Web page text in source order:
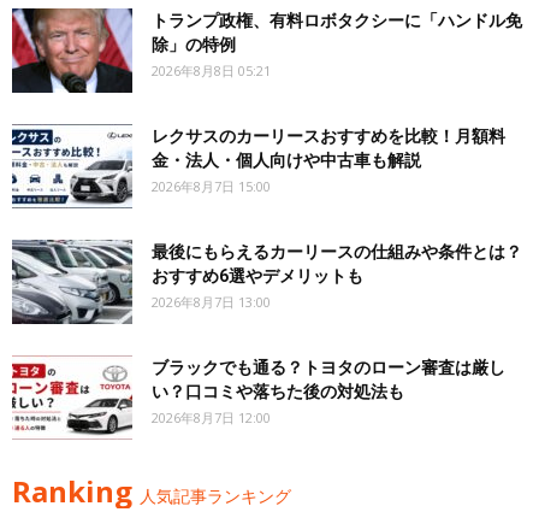
トランプ政権、有料ロボタクシーに「ハンドル免
除」の特例
2026年8月8日 05:21
レクサスのカーリースおすすめを比較！月額料
金・法人・個人向けや中古車も解説
2026年8月7日 15:00
最後にもらえるカーリースの仕組みや条件とは？
おすすめ6選やデメリットも
2026年8月7日 13:00
ブラックでも通る？トヨタのローン審査は厳し
い？口コミや落ちた後の対処法も
2026年8月7日 12:00
Ranking 人気記事ランキング